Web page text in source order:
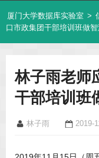
厦门大学数据库实验室 >
口市政集团干部培训班做
林子雨老师
干部培训班
林子雨 2019-